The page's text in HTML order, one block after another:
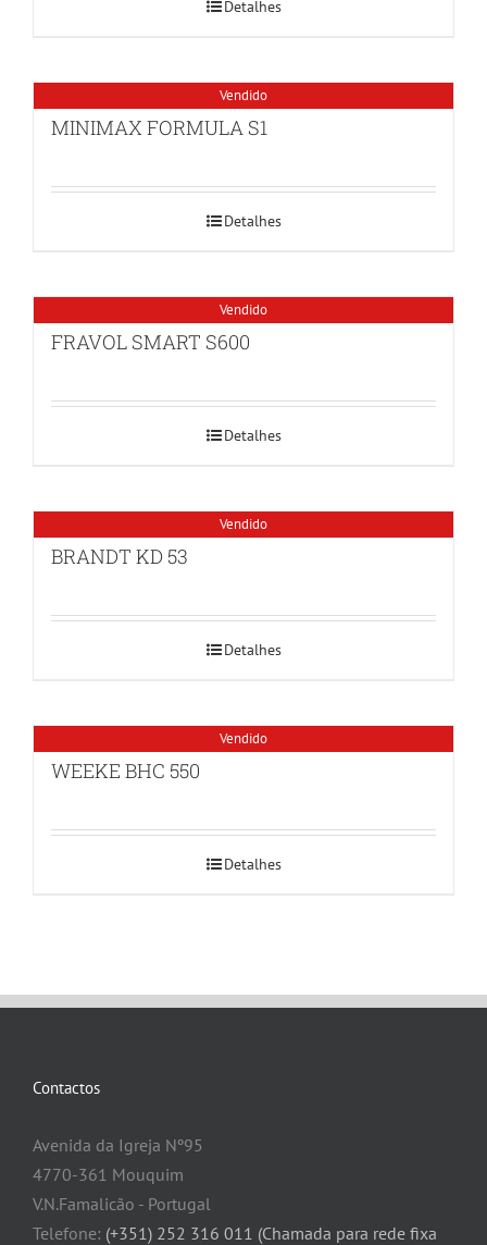
Detalhes
Vendido
MINIMAX FORMULA S1
Detalhes
Vendido
FRAVOL SMART S600
Detalhes
Vendido
BRANDT KD 53
Detalhes
Vendido
WEEKE BHC 550
Detalhes
Contactos
Avenida da Igreja Nº95
4770-361 Mouquim
V.N.Famalicão - Portugal
Telefone: (+351) 252 316 011 (Chamada para rede fixa